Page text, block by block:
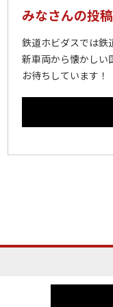
みなさんの投
鉄道ホビダスでは鉄
新車両から懐かしい
お待ちしています！